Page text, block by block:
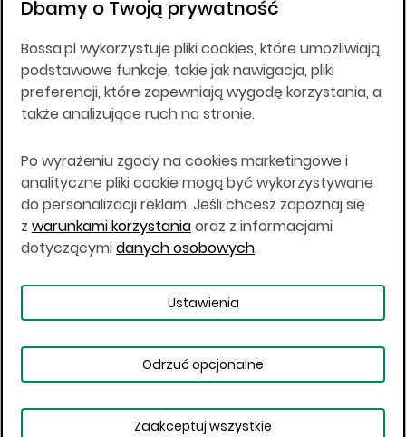
DM BOŚ działa na podstawie zezwolenia KNF z dnia
Wszelkie informacje na niniejszej stronie w tym
informacje o produktach inwestycyjnych nie są
kierowane do osób mających miejsce
zamieszkania lub pobytu w Stanach
Japonii, ani w dowolnej innej jurysdykcji, w której
taki materiał byłby sprzeczny z prawem lub w
których zgodne z prawem nabycie produktów
inwestycyjnych nie jest możliwe lub w której nie
jest możliwe złożenie oferty. Prawa obowiązujące
w danej jurysdykcji określają, czy jest możliwe
nabycie poszczególnych produktów
Copyright © 2026 BOŚ | BOSSA.PL
Warunki korzystania
Dane osobowe
Dbamy o Twoją prywatność
Bossa.pl wykorzystuje pliki cookies, które umożliwiają
podstawowe funkcje, takie jak nawigacja, pliki
preferencji, które zapewniają wygodę korzystania, a
także analizujące ruch na stronie.
Po wyrażeniu zgody na cookies marketingowe i
analityczne pliki cookie mogą być wykorzystywane
do personalizacji reklam. Jeśli chcesz zapoznaj się
z warunkami korzystaniaoraz z informacjami
dotyczącymidanych osobowych.
Ustawienia
Odrzuć opcjonalne
Zaakceptuj wszystkie